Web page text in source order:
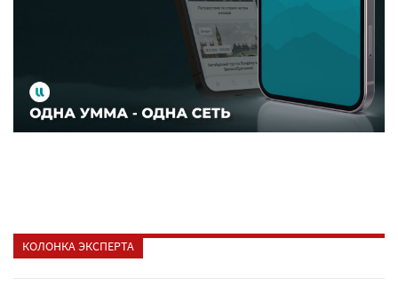
КОЛОНКА ЭКСПЕРТА